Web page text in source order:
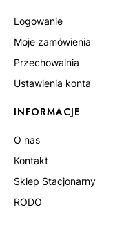
Logowanie
Moje zamówienia
Przechowalnia
Ustawienia konta
INFORMACJE
O nas
Kontakt
Sklep Stacjonarny
RODO